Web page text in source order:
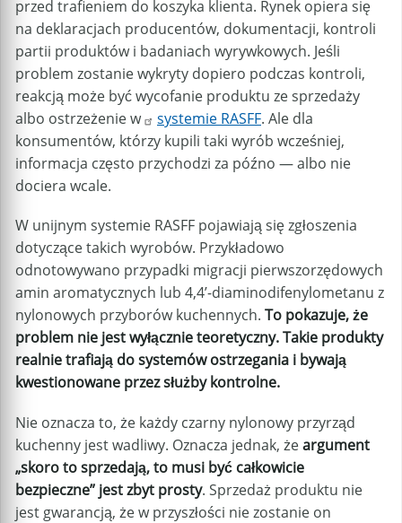
przed trafieniem do koszyka klienta. Rynek opiera się
na deklaracjach producentów, dokumentacji, kontroli
partii produktów i badaniach wyrywkowych. Jeśli
problem zostanie wykryty dopiero podczas kontroli,
reakcją może być wycofanie produktu ze sprzedaży
albo ostrzeżenie w
systemie RASFF. Ale dla
konsumentów, którzy kupili taki wyrób wcześniej,
informacja często przychodzi za późno — albo nie
dociera wcale.
W unijnym systemie RASFF pojawiają się zgłoszenia
dotyczące takich wyrobów. Przykładowo
odnotowywano przypadki migracji pierwszorzędowych
amin aromatycznych lub 4,4’-diaminodifenylometanu z
nylonowych przyborów kuchennych. To pokazuje, że
problem nie jest wyłącznie teoretyczny. Takie produkty
realnie trafiają do systemów ostrzegania i bywają
kwestionowane przez służby kontrolne.
Nie oznacza to, że każdy czarny nylonowy przyrząd
kuchenny jest wadliwy. Oznacza jednak, żeargument
„skoro to sprzedają, to musi być całkowicie
bezpieczne” jest zbyt prosty. Sprzedaż produktu nie
jest gwarancją, że w przyszłości nie zostanie on